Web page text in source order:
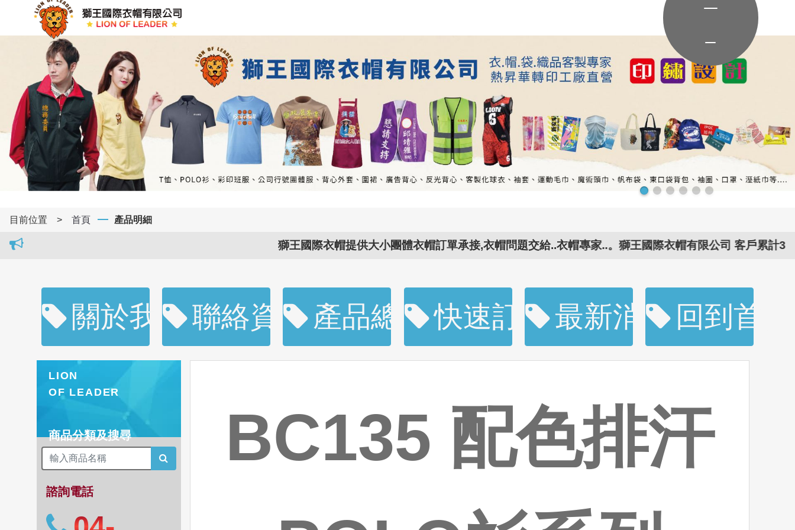
目前位置 > 首頁 產品明細
獅王國際衣帽提供大小團體衣帽訂單承接,衣帽問題交給..衣帽專家..。獅王國際衣帽有限公司 客戶累計3千多家,
關於我們聯絡資訊 產品總覽快速訂購最新消息 回到首頁
LION
OF LEADER
商品分類及搜尋
諮詢電話
BC135 配色排汗